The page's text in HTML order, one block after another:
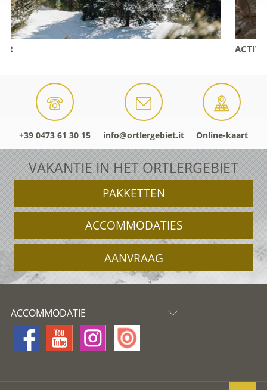
ACTIVITEITENPROGRAMMA -
+39 0473 61 30 15 info@ortlergebiet.it Online-kaart
VAKANTIE IN HET ORTLERGEBIET
PAKKETTEN
ACCOMMODATIES
AANVRAAG
ACCOMMODATIE